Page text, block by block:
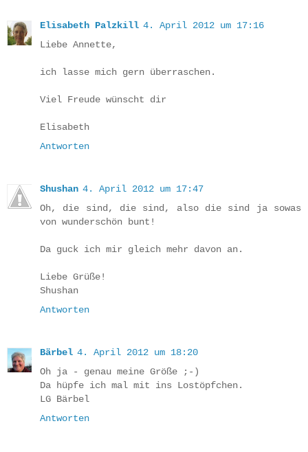
Elisabeth Palzkill 4. April 2012 um 17:16
Liebe Annette,
ich lasse mich gern überraschen.
Viel Freude wünscht dir
Elisabeth
Antworten
Shushan 4. April 2012 um 17:47
Oh, die sind, die sind, also die sind ja sowas
von wunderschön bunt!
Da guck ich mir gleich mehr davon an.
Liebe Grüße!
Shushan
Antworten
Bärbel 4. April 2012 um 18:20
Oh ja - genau meine Größe ;-)
Da hüpfe ich mal mit ins Lostöpfchen.
LG Bärbel
Antworten